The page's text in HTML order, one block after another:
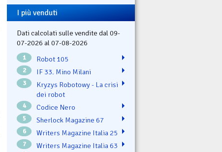
I più venduti
Dati calcolati sulle vendite dal 09-
07-2026 al 07-08-2026
1 Robot 105
2 IF 33. Mino Milani
3
Kryzys Robotowy - La crisi
dei robot
4 Codice Nero
5 Sherlock Magazine 67
6 Writers Magazine Italia 25
7 Writers Magazine Italia 63